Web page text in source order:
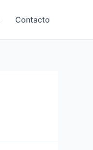
Contacto